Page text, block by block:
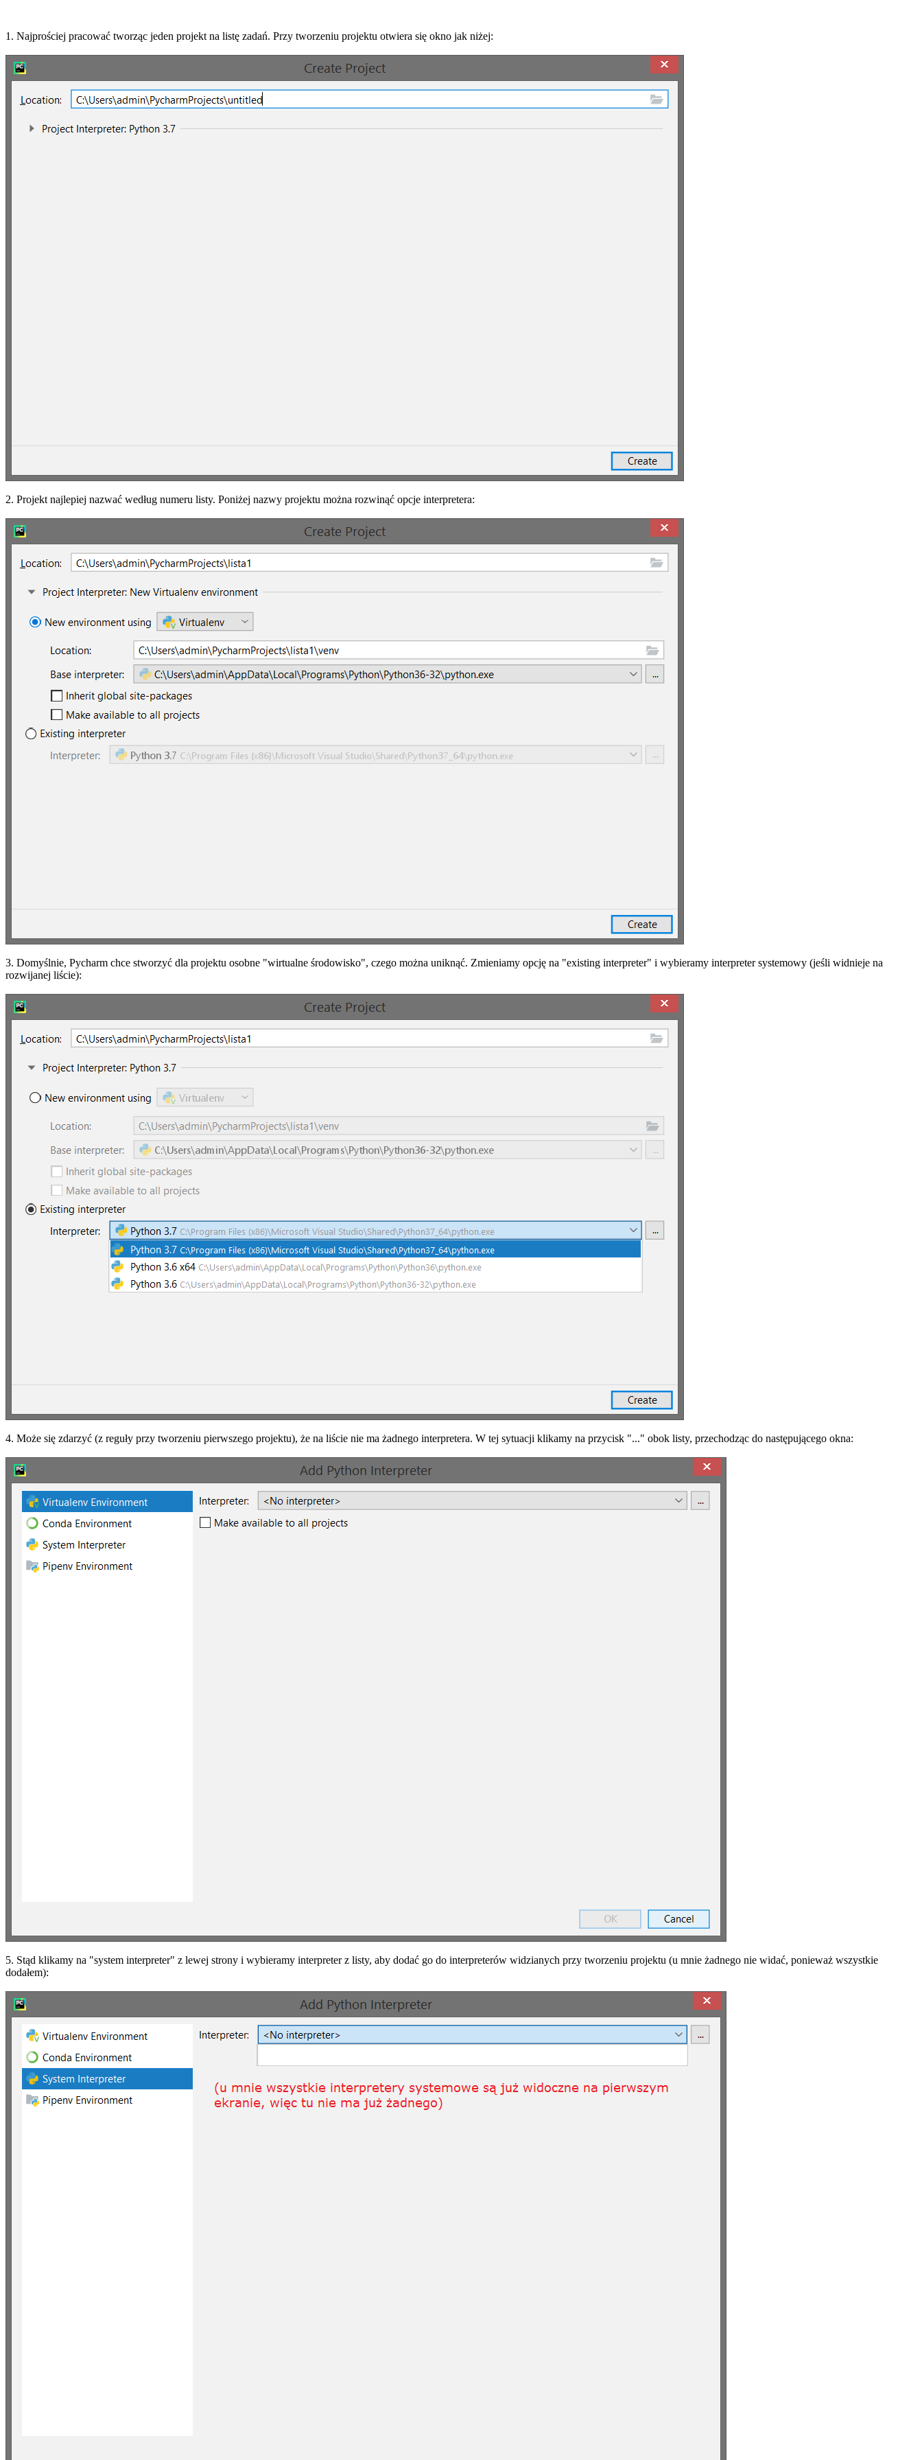
1. Najprościej pracować tworząc jeden projekt na listę zadań. Przy tworzeniu projektu otwiera się okno jak niżej:
2. Projekt najlepiej nazwać według numeru listy. Poniżej nazwy projektu można rozwinąć opcje interpretera:
3. Domyślnie, Pycharm chce stworzyć dla projektu osobne "wirtualne środowisko", czego można uniknąć. Zmieniamy opcję na "existing interpreter" i wybieramy interpreter systemowy (jeśli widnieje na
rozwijanej liście):
4. Może się zdarzyć (z reguły przy tworzeniu pierwszego projektu), że na liście nie ma żadnego interpretera. W tej sytuacji klikamy na przycisk "..." obok listy, przechodząc do następującego okna:
5. Stąd klikamy na "system interpreter" z lewej strony i wybieramy interpreter z listy, aby dodać go do interpreterów widzianych przy tworzeniu projektu (u mnie żadnego nie widać, ponieważ wszystkie
dodałem):